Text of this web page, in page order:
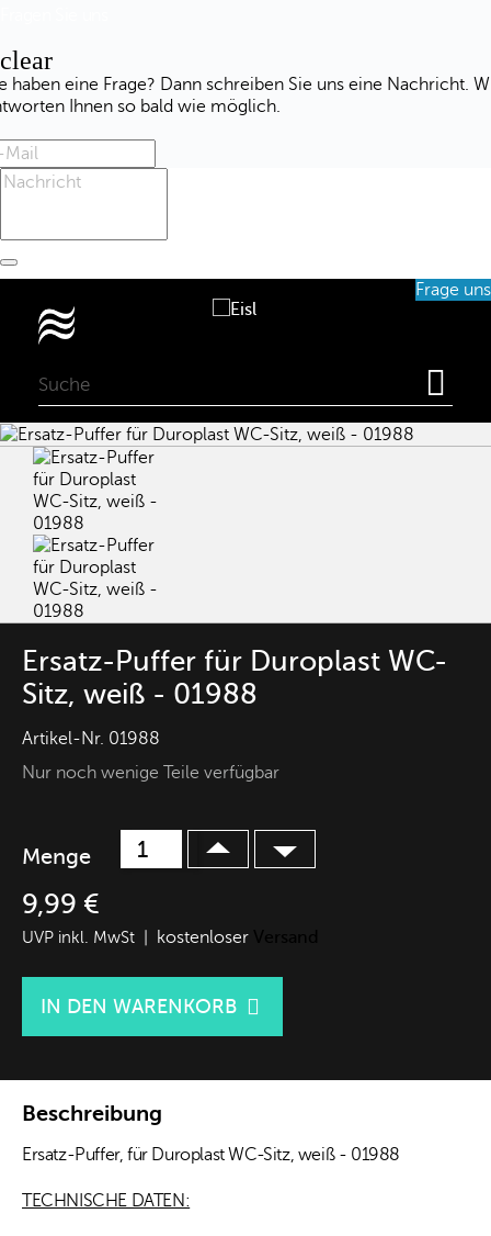
clear
haben eine Frage? Dann schreiben Sie uns eine Nachricht.
Ihnen so bald wie möglich.
Frage uns

Ersatz-Puffer für Duroplast WC-
Sitz, weiß - 01988
Artikel-Nr. 01988
Nur noch wenige Teile verfügbar
Menge
9,99 €
UVP inkl. MwSt | kostenloser
IN DEN WARENKORB 
Beschreibung
Ersatz-Puffer, für Duroplast WC-Sitz, weiß - 01988
TECHNISCHE DATEN: